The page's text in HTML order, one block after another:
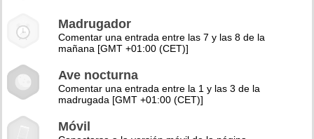
Madrugador
Comentar una entrada entre las 7 y las 8 de la
mañana [GMT +01:00 (CET)]
Ave nocturna
Comentar una entrada entre la 1 y las 3 de la
madrugada [GMT +01:00 (CET)]
Móvil